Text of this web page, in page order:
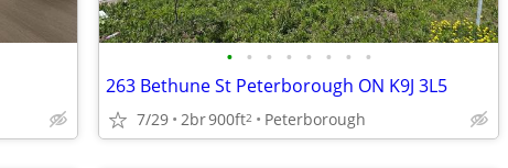
• • • • • • • •
263 Bethune St Peterborough ON K9J 3L5
7/29 2br900ft2 Peterborough